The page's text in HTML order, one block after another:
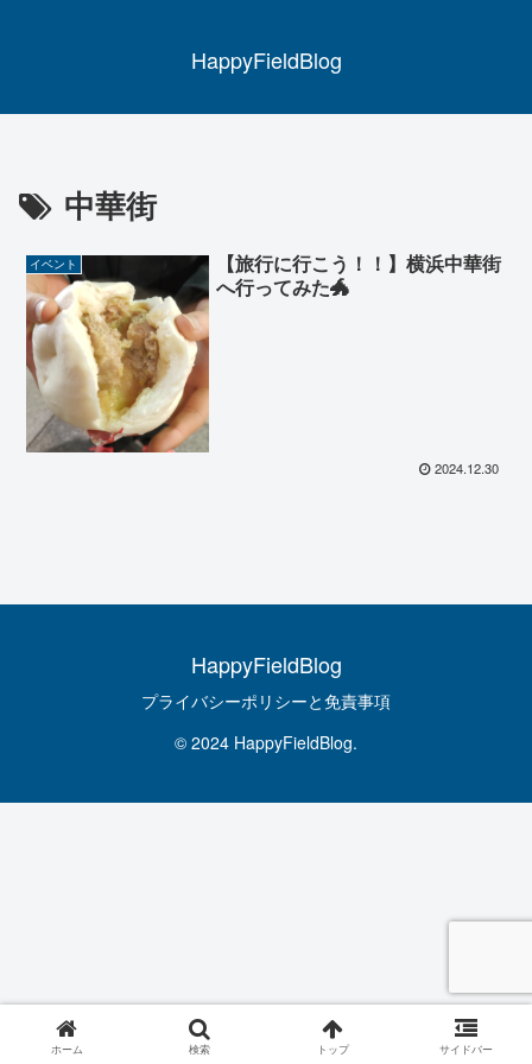
HappyFieldBlog
中華街
イベント
【旅行に行こう！！】横浜中華街
へ行ってみた🐲
2024.12.30
HappyFieldBlog
プライバシーポリシーと免責事項
© 2024 HappyFieldBlog.
ホーム 検索 トップ サイドバー